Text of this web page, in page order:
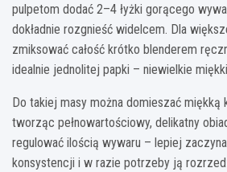
pulpetom dodać 2–4 łyżki gorącego
dokładnie rozgnieść widelcem. Dla
zmiksować całość krótko blenderem
idealnie jednolitej papki – niewielkie
Do takiej masy można domieszać miękką
tworząc pełnowartościowy, delikatny
regulować ilością wywaru – lepiej
konsystencji i w razie potrzeby ją